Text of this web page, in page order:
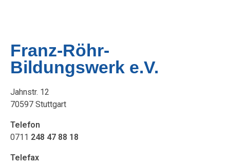
Franz-Röhr-
Bildungswerk e.V.
Jahnstr. 12
70597 Stuttgart
Telefon
0711 248 47 88 18
Telefax